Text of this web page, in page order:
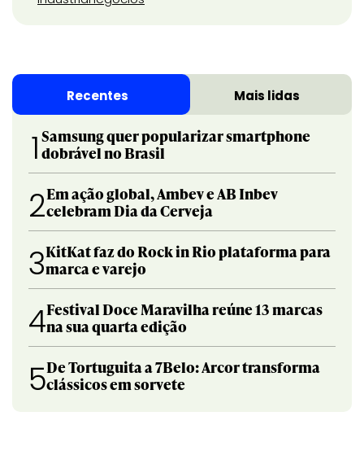
Recentes Mais lidas
1 Samsung quer popularizar smartphone
dobrável no Brasil
2Em ação global, Ambev e AB Inbev
celebram Dia da Cerveja
3KitKat faz do Rock in Rio plataforma para
marca e varejo
4Festival Doce Maravilha reúne 13 marcas
na sua quarta edição
5De Tortuguita a 7Belo: Arcor transforma
clássicos em sorvete